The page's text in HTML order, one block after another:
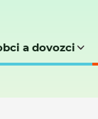
a dovozci